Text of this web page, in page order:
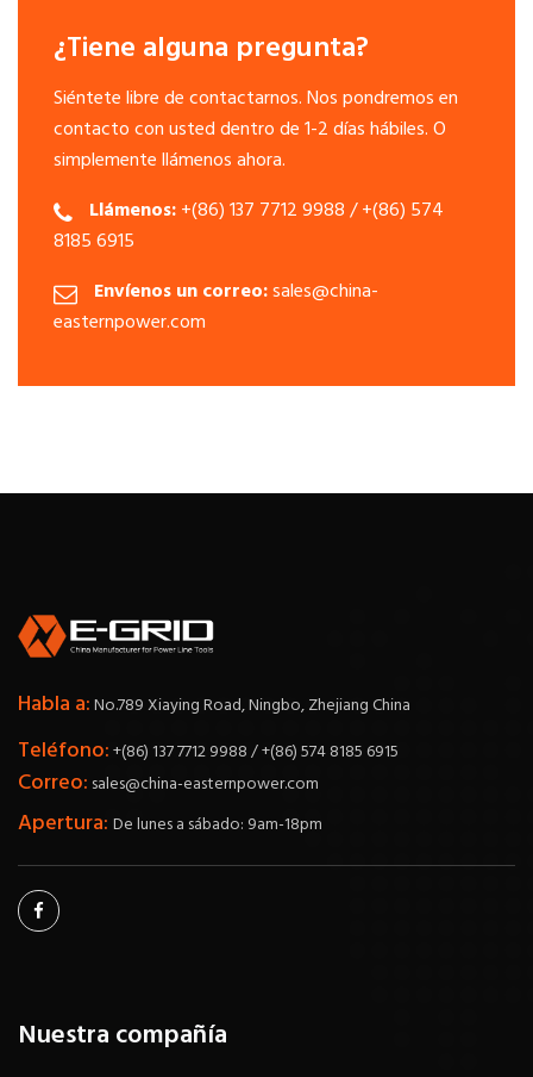
¿Tiene alguna pregunta?
Siéntete libre de contactarnos. Nos pondremos en
contacto con usted dentro de 1-2 días hábiles. O
simplemente llámenos ahora.
Llámenos:+(86) 137 7712 9988 / +(86) 574
8185 6915
Envíenos un correo:sales@china-
easternpower.com
Habla a:No.789 Xiaying Road, Ningbo, Zhejiang China
Teléfono:+(86) 137 7712 9988 / +(86) 574 8185 6915
Correo: sales@china-easternpower.com
Apertura: De lunes a sábado: 9am-18pm
Nuestra compañía